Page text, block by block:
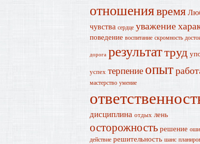
отношениявремя
чувства сердце уважение
поведение воспитание скромность
дорога результаттруд
успех терпение опыт
мастерство умение
дисциплина отдых лень
осторожность решение
действие решительность шанс